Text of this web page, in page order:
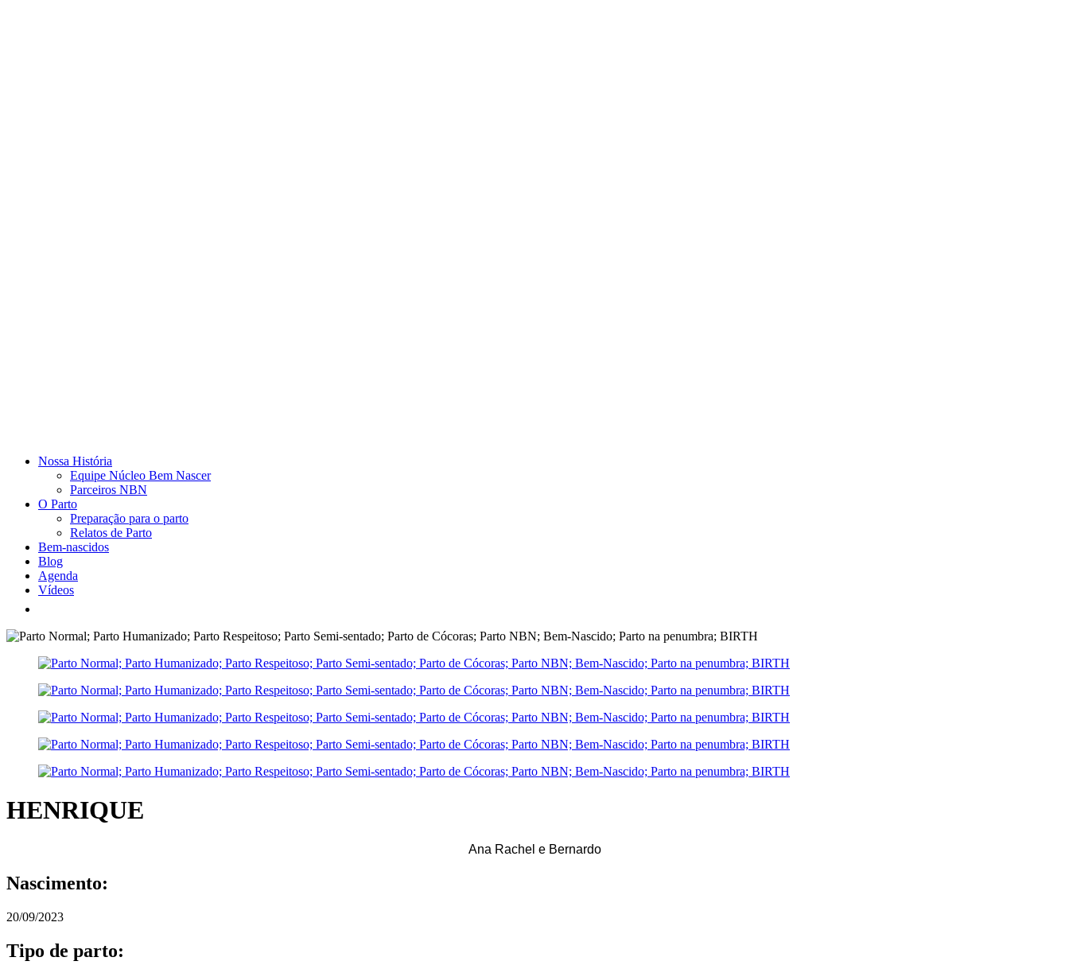
Nossa História
Equipe Núcleo Bem Nascer
Parceiros NBN
O Parto
Preparação para o parto
Relatos de Parto
Bem-nascidos
Blog
Agenda
Vídeos
HENRIQUE
Ana Rachel e Bernardo
Nascimento:
20/09/2023
Tipo de parto: